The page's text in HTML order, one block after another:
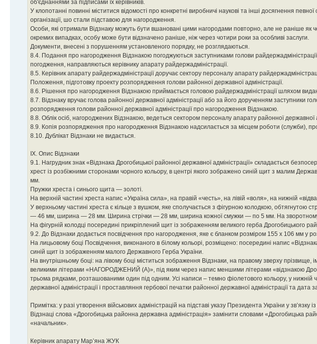
об'єднаннями за підписами їх керівників.
У клопотанні повинні міститися відомості про конкретні виробничі наукові та інші досягнення
організації, шо стали підставою для нагородження.
Особи, які отримали Відзнаку можуть бути вшановані цими нагородами повторно, але не раніше як
окремих випадках, особу може бути відзначено раніше, ніж через чотири роки за особливі заслуги.
Документи, внесені з порушенням установленого порядку, не розглядаються.
8.4. Подання про нагородження Відзнакою погоджуються заступниками голови райдержадміністрації
погодження, направляються керівнику апарату райдержадміністрації.
8.5. Керівник апарату райдержадміністрації доручає сектору персоналу апарату
Положення, підготовку проекту розпорядження голови районної державної адміністрації.
8.6. Рішення про нагородження Відзнакою приймається головою райдержадміністрації шляхом
8.7. Відзнаку вручає голова районної державної адміністрації або за його дорученням заступники
розпорядження голови районної державної адміністрації про нагородження Відзнакою.
8.8. Облік осіб, нагороджених Відзнакою, ведеться сектором персоналу апарату районної державної
8.9. Копія розпорядження про нагородження Відзнакою надсилається за місцем роботи (служби),
8.10. Дублікат Відзнаки не видається.
IX. Опис Відзнаки
9.1. Нагрудник знак «Відзнака Дрогобицької районної державної адміністрації» складається
хрест із розбіжними сторонами чорного кольору, в центрі якого зображено синій щит з малим
мм.
Пружки хреста і синього щита — золоті.
На верхній частині хреста напис «Україна сила», на правій «честь», на лівій «воля», на нижній
У верхньому частині хреста є кільце з вушком, яке сполучається з фігурною колодкою, обтягнутою
— 46 мм, ширина — 28 мм. Ширина стрічки — 28 мм, ширина кожної смужки — по 5 мм. На зворотному
На фігурній колодці посередині прикріплений щит із зображенням великого герба Дрогобицького
9.2. До Відзнаки додається посвідчення про нагородження, яке є бланком розміром 155 х 106 мм у
На лицьовому боці Посвідчення, виконаного в білому кольорі, розміщено: посередині напис
синій щит із зображенням малого Державного Герба України.
На внутрішньому боці: на лівому боці міститься зображення Відзнаки, на правому зверху прізвище,
великими літерами «НАГОРОДЖЕНИЙ (А)», під яким через напис меншими літерами «відзнакою
трьома рядками, розташованими один під одним. Усі написи – темно фіолетового кольору, у нижній
державної адміністрації і проставляння гербової печатки районної державної адміністрації та дата
Примітка: у разі утворення військових адміністрацій на підставі указу Президента України у
Відзнаці слова «Дрогобицька районна державна адміністрація» замінити словами «Дрогобицька
«начальник».
Керівник апарату Мар’яна ЖУК